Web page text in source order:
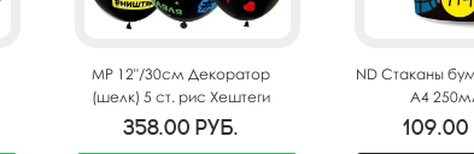
MP 12"/30см Декоратор
(шелк) 5 ст. рис Хештеги
Black 25шт
358.00 руб.
ND Стаканы
А4
109.00